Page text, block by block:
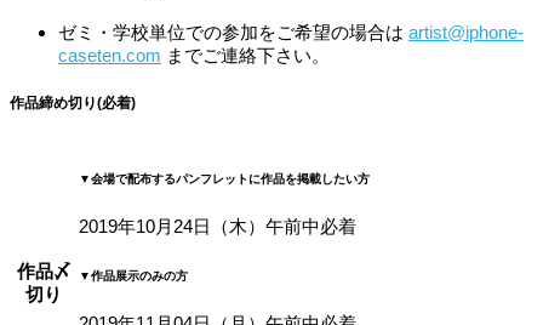
ゼミ・学校単位での参加をご希望の場合は artist@iphone-
caseten.com までご連絡下さい。
作品締め切り(必着)
作品〆
切り
▼会場で配布するパンフレットに作品を掲載したい方
2019年10月24日（木）午前中必着
▼作品展示のみの方